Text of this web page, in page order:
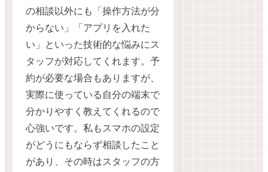
の相談以外にも「操作方法が分
からない」「アプリを入れた
い」といった技術的な悩みにス
タッフが対応してくれます。予
約が必要な場合もありますが、
実際に使っている自分の端末で
分かりやすく教えてくれるので
心強いです。私もスマホの設定
がどうにもならず相談したこと
があり、その時はスタッフの方